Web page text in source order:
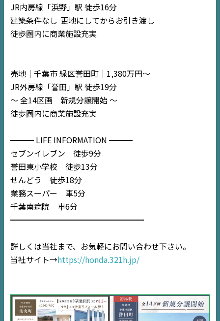
EVENT
住宅情報誌ミッケル
千葉エリア
内房 エリア
JR内房線「浜野」駅 徒歩16分
建築条件なし 更地にしてからお引き渡し
徒歩圏内に商業施設充実
売地｜千葉市 緑区誉田町｜1,380万円〜
JR外房線「誉田」駅 徒歩19分
〜 全14区画 新規分譲開始 〜
徒歩圏内に商業施設充実
━━━ LIFE INFORMATION ━━━
セブンイレブン 徒歩9分
誉田東小学校 徒歩13分
せんどう 徒歩18分
業務スーパー 車5分
千葉南病院 車6分
━━━━━━━━━━━━━━━━━
詳しくは当社まで、お気軽にお問い合わせ下さい。
当社サイト→https://honda.321h.jp/